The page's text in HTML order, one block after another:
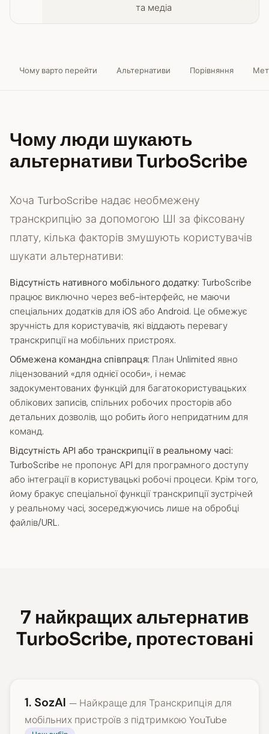
та медіа
Чому варто перейти Альтернативи Порівняння
Чому люди шукають
альтернативи TurboScribe
Хоча TurboScribe надає необмежену
транскрипцію за допомогою ШІ за фіксовану
плату, кілька факторів змушують користувачів
шукати альтернативи:
Відсутність нативного мобільного додатку: TurboScribe
працює виключно через веб-інтерфейс, не маючи
спеціальних додатків для iOS або Android. Це обмежує
зручність для користувачів, які віддають перевагу
транскрипції на мобільних пристроях.
Обмежена командна співпраця: План Unlimited явно
ліцензований «для однієї особи», і немає
задокументованих функцій для багатокористувацьких
облікових записів, спільних робочих просторів або
детальних дозволів, що робить його непридатним для
команд.
Відсутність API або транскрипції в реальному часі:
TurboScribe не пропонує API для програмного доступу
або інтеграції в користувацькі робочі процеси. Крім того,
йому бракує спеціальної функції транскрипції зустрічей
у реальному часі, зосереджуючись лише на обробці
файлів/URL.
7 найкращих альтернатив
TurboScribe, протестовані
1. SozAI — Найкраще для Транскрипція для
мобільних пристроїв з підтримкою YouTube